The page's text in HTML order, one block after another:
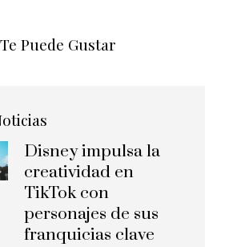
Puede Gustar
Disney impulsa la
creatividad en
TikTok con
personajes de sus
franquicias clave